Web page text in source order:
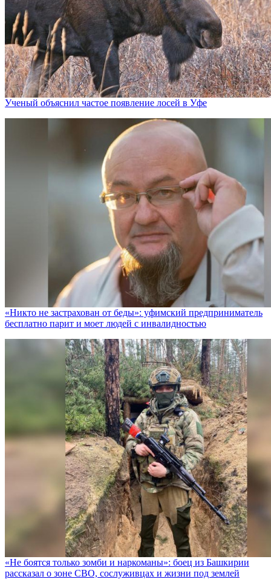
Ученый объяснил частое появление лосей в Уфе
«Никто не заcтрахован от беды»: уфимский предприниматель
бесплатно парит и моет людей с инвалидностью
«Не боятся только зомби и наркоманы»: боец из Башкирии
рассказал о зоне СВО, сослуживцах и жизни под землей